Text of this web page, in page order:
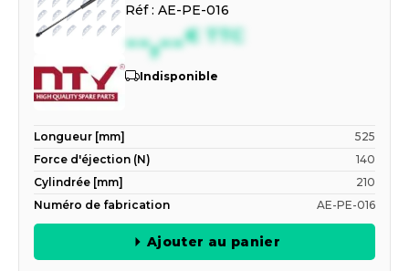
Réf : AE-PE-016
--,--€ TTC
Indisponible
Longueur [mm]
525
Force d'éjection (N)
140
Cylindrée [mm]
210
Numéro de fabrication
AE-PE-016
Ajouter au panier